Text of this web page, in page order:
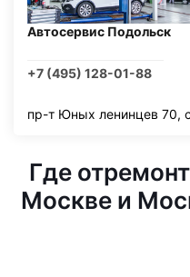
Автосервис Подольск
+7 (495) 128-01-88
пр-т Юных ленинцев 70,
Где
Москве и